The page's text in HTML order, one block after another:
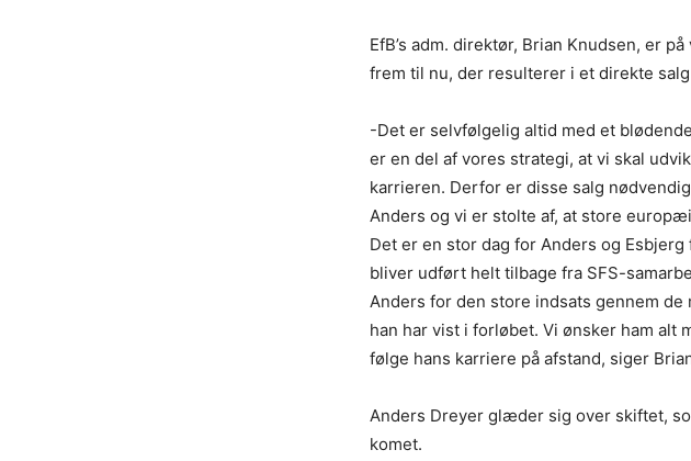
EfB’s adm. direktør, Brian Knudsen, er
frem til nu, der resulterer i et direkte
-Det er selvfølgelig altid med et
er en del af vores strategi, at vi skal
karrieren. Derfor er disse salg
Anders og vi er stolte af, at store
Det er en stor dag for Anders og
bliver udført helt tilbage fra SFS-
Anders for den store indsats gennem
han har vist i forløbet. Vi ønsker ham alt
følge hans karriere på afstand, siger
Anders Dreyer glæder sig over skiftet,
komet.